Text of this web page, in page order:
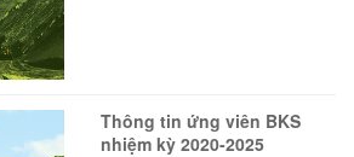
Thông tin ứng viên BKS
nhiệm kỳ 2020-2025